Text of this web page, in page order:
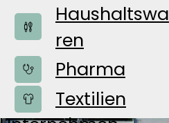
Haushaltswa
ren
Pharma
Textilien
Shop